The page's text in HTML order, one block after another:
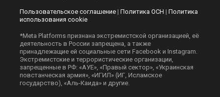
Пользовательское соглашение | Политика ОСН | Политика
использования cookie
*Meta Platforms признана экстремистской организацией, её
деятельность в России запрещена, а также
принадлежащие ей социальные сети Facebook и Instagram.
Экстремистские и террористические организации,
запрещенные в РФ: «АУЕ», «Правый сектор», «Украинская
повстанческая армия», «ИГИЛ» (ИГ, Исламское
государство), «Аль-Каида» и другие.